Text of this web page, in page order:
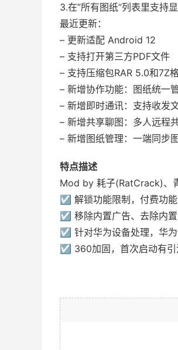
3.在”所有图纸”列表里支持
最近更新：
– 更新适配 Android 12
– 支持打开第三方PDF文件
– 支持压缩包RAR 5.0和7Z
– 新增协作功能：图纸统一
– 新增即时通讯：支持收发
– 新增共享聊图：多人远程
– 新增图纸管理：一端同步
特点描述
Mod by 耗子(RatCrack)、
☑ 解锁功能限制，付费功能
☑ 移除内置广告、去除内
☑ 针对华为设备处理，华为
☑ 360加固，首次启动有引